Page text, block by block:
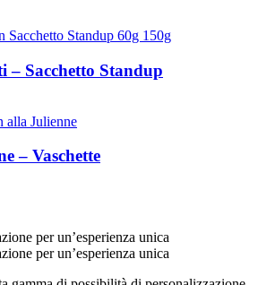
– Sacchetto Standup
– Vaschette
per un’esperienza unica
per un’esperienza unica